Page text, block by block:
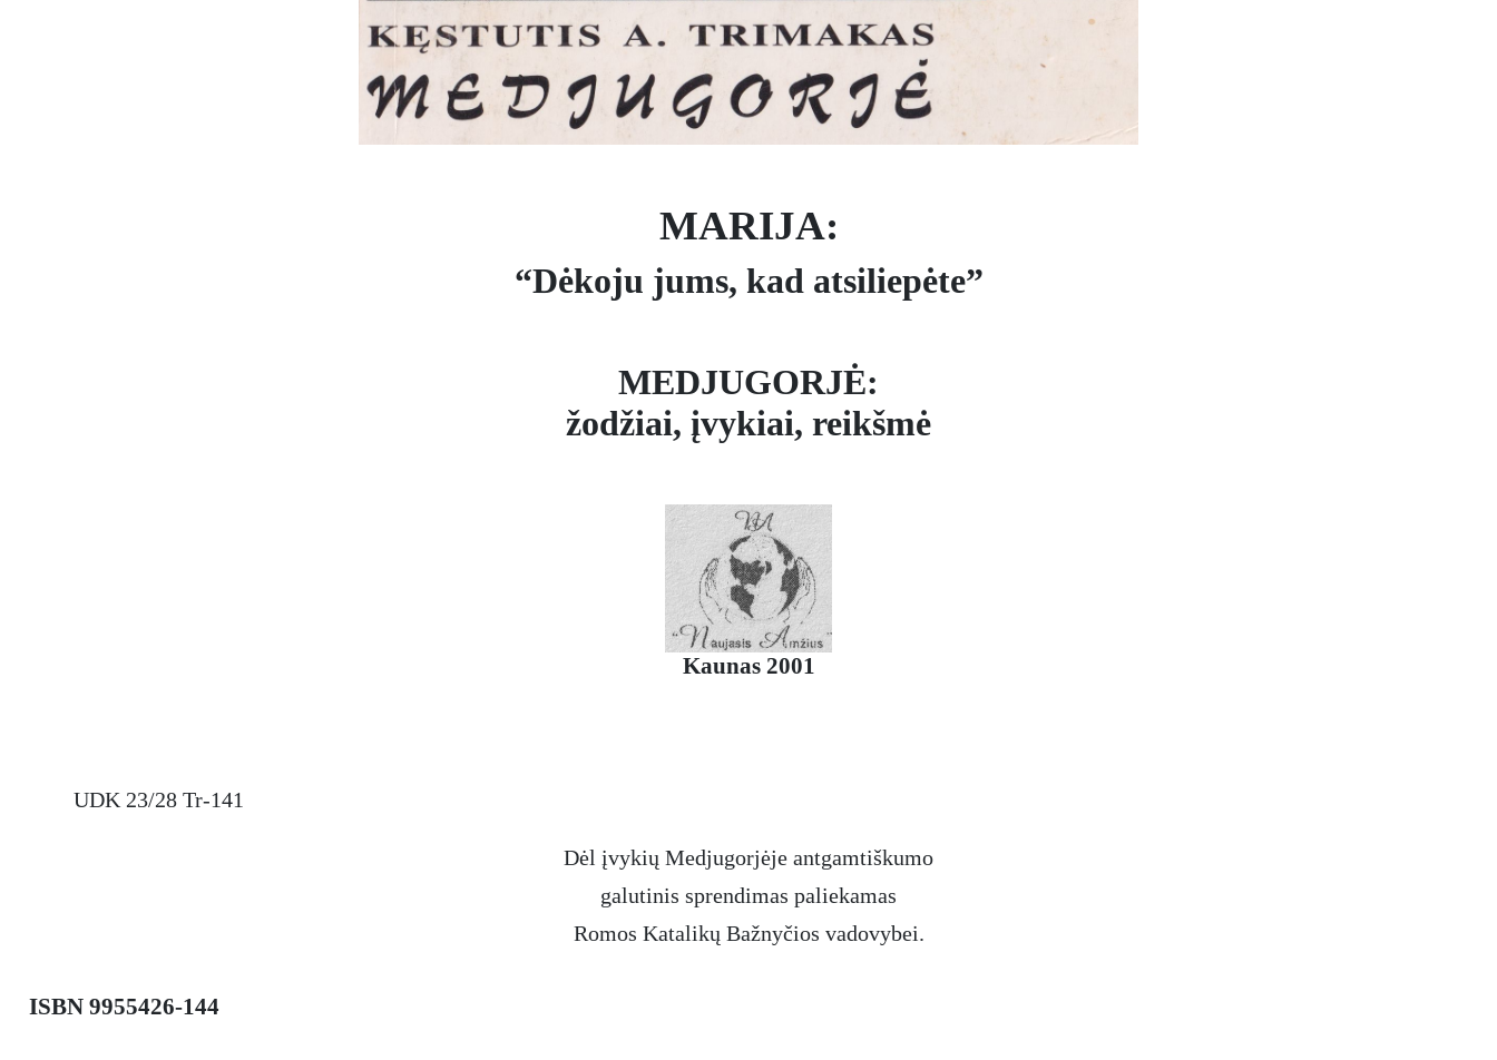
MARIJA:
“Dėkoju jums, kad atsiliepėte”
MEDJUGORJĖ:
žodžiai, įvykiai, reikšmė
Kaunas 2001
UDK 23/28 Tr-141
Dėl įvykių Medjugorjėje antgamtiškumo
galutinis sprendimas paliekamas
Romos Katalikų Bažnyčios vadovybei.
ISBN 9955426-144